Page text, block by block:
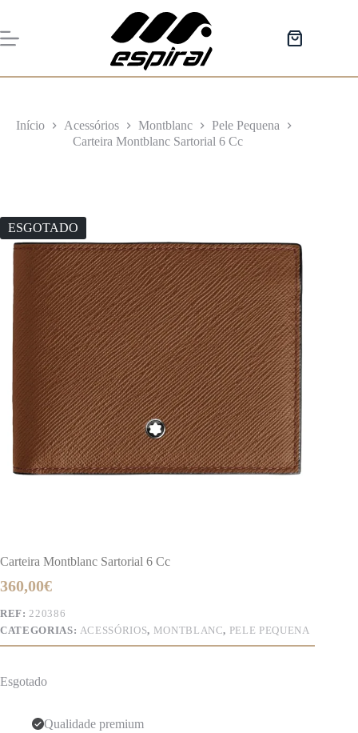
o
conteúdo
Carrinho
Início Acessórios Montblanc
Pele Pequena
Carteira Montblanc Sartorial 6 Cc
ESGOTADO
Carteira Montblanc Sartorial 6 Cc
360,00€
REF: 220386
CATEGORIAS: ACESSÓRIOS, MONTBLANC, PELE PEQUENA
Esgotado
Qualidade premium